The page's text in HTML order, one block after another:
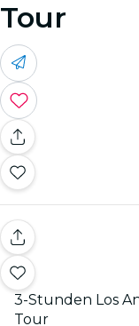
Tour
3-Stunden Los
Tour